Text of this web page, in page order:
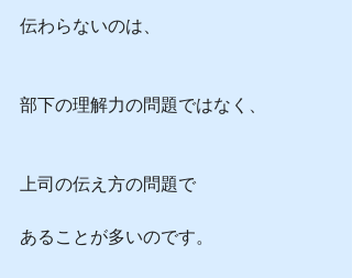
伝わらないのは、
部下の理解力の問題ではなく、
上司の伝え方の問題で
あることが多いのです。